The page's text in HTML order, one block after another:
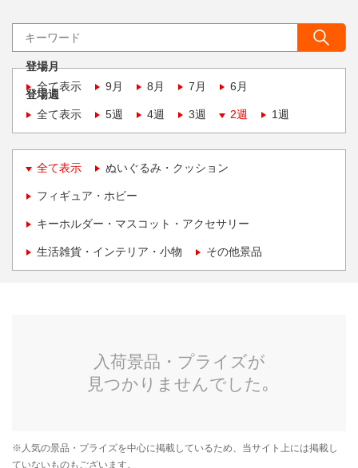
登場月
全て表示
9月 8月 7月 6月
登場週
全て表示
5週 4週 3週 2週 1週
全て表示 ぬいぐるみ・クッション
フィギュア・ホビー
キーホルダー・マスコット・アクセサリー
生活雑貨・インテリア・小物 その他景品